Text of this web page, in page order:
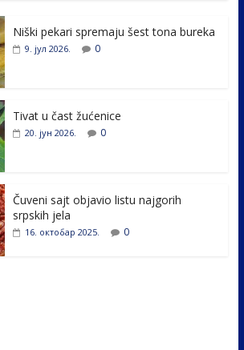
e
er
e
Niški pekari spremaju šest tona bureka
9. јул 2026. 0
Tivat u čast žućenice
20. јун 2026. 0
Čuveni sajt objavio listu najgorih
srpskih jela
16. октобар 2025. 0